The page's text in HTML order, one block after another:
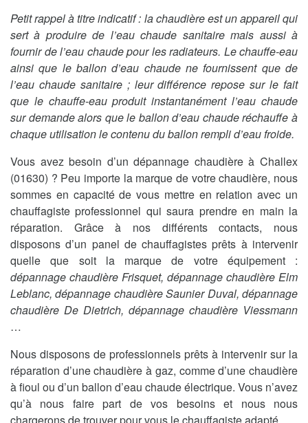
Petit rappel à titre indicatif : la chaudière est un appareil qui
sert à produire de l’eau chaude sanitaire mais aussi à
fournir de l’eau chaude pour les radiateurs. Le chauffe-eau
ainsi que le ballon d’eau chaude ne fournissent que de
l’eau chaude sanitaire ; leur différence repose sur le fait
que le chauffe-eau produit instantanément l’eau chaude
sur demande alors que le ballon d’eau chaude réchauffe à
chaque utilisation le contenu du ballon rempli d’eau froide.
Vous avez besoin d’un dépannage chaudière à Challex
(01630) ? Peu importe la marque de votre chaudière, nous
sommes en capacité de vous mettre en relation avec un
chauffagiste professionnel qui saura prendre en main la
réparation. Grâce à nos différents contacts, nous
disposons d’un panel de chauffagistes prêts à intervenir
quelle que soit la marque de votre équipement :
dépannage chaudière Frisquet, dépannage chaudière Elm
Leblanc, dépannage chaudière Saunier Duval, dépannage
chaudière De Dietrich, dépannage chaudière Viessmann
…
Nous disposons de professionnels prêts à intervenir sur la
réparation d’une chaudière à gaz, comme d’une chaudière
à fioul ou d’un ballon d’eau chaude électrique. Vous n’avez
qu’à nous faire part de vos besoins et nous nous